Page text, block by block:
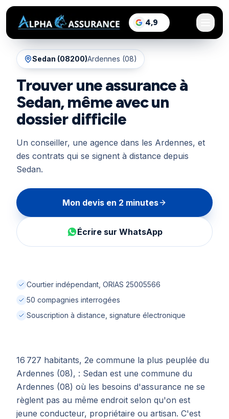
4,9
sur Google, voir les
Sedan (08200)Ardennes (08)
Trouver une assurance à
Sedan, même avec un
dossier difficile
Un conseiller, une agence dans les Ardennes, et
des contrats qui se signent à distance depuis
Sedan.
Mon devis en 2 minutes
Écrire sur WhatsApp
Courtier indépendant, ORIAS 25005566
50 compagnies interrogées
Souscription à distance, signature électronique
16 727 habitants, 2e commune la plus peuplée du
Ardennes (08), : Sedan est une commune du
Ardennes (08) où les besoins d'assurance ne se
règlent pas au même endroit selon qu'on est
jeune conducteur, propriétaire ou artisan. C'est